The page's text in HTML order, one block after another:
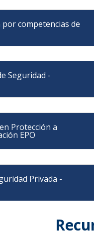
competencias de
Seguridad -
Protección a
EPO
Privada -